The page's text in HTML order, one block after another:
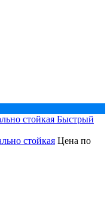
Быстрый
стойкая Цена по